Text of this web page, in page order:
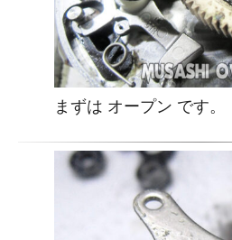
まずは オープン です。